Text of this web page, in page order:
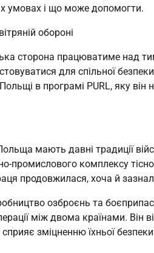
умовах і що може допомогти.
обороні
сторона працюватиме над
для спільної
в програмі PURL, яку
мають давні традиції
промислового комплексу
продовжилася, хоча й
озброєнь та
між двома країнами.
зміцненню їхньої